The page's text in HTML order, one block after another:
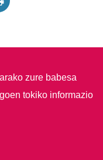
zure babesa
tokiko informazio